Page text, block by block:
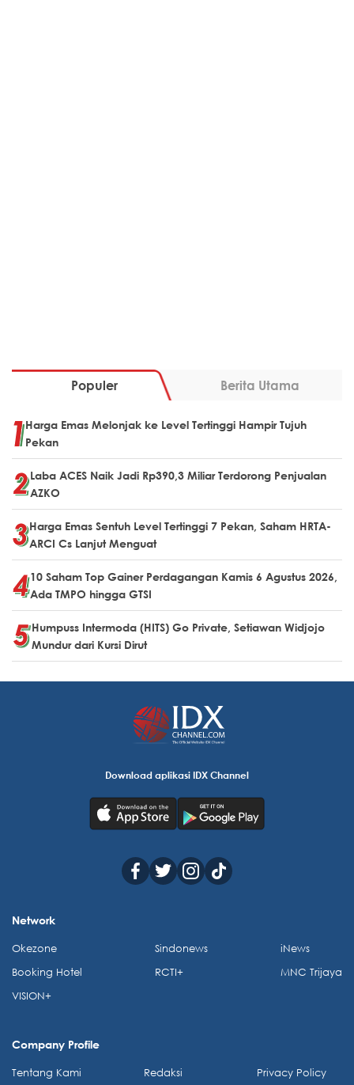
Populer Berita Utama
Harga Emas Melonjak ke Level Tertinggi Hampir Tujuh
Pekan
Laba ACES Naik Jadi Rp390,3 Miliar Terdorong Penjualan
AZKO
Harga Emas Sentuh Level Tertinggi 7 Pekan, Saham HRTA-
ARCI Cs Lanjut Menguat
10 Saham Top Gainer Perdagangan Kamis 6 Agustus 2026,
Ada TMPO hingga GTSI
Humpuss Intermoda (HITS) Go Private, Setiawan Widjojo
Mundur dari Kursi Dirut
Download aplikasi IDX Channel
Network
Okezone
Booking Hotel
VISION+
Sindonews
RCTI+
iNews
MNC Trijaya
Company Profile
Tentang Kami Redaksi Privacy Policy